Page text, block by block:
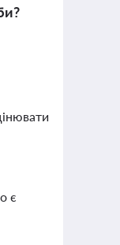
є